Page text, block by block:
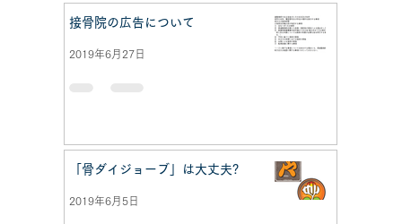
接骨院の広告について
2019年6月27日
「骨ダイジョーブ」は大丈夫?
2019年6月5日